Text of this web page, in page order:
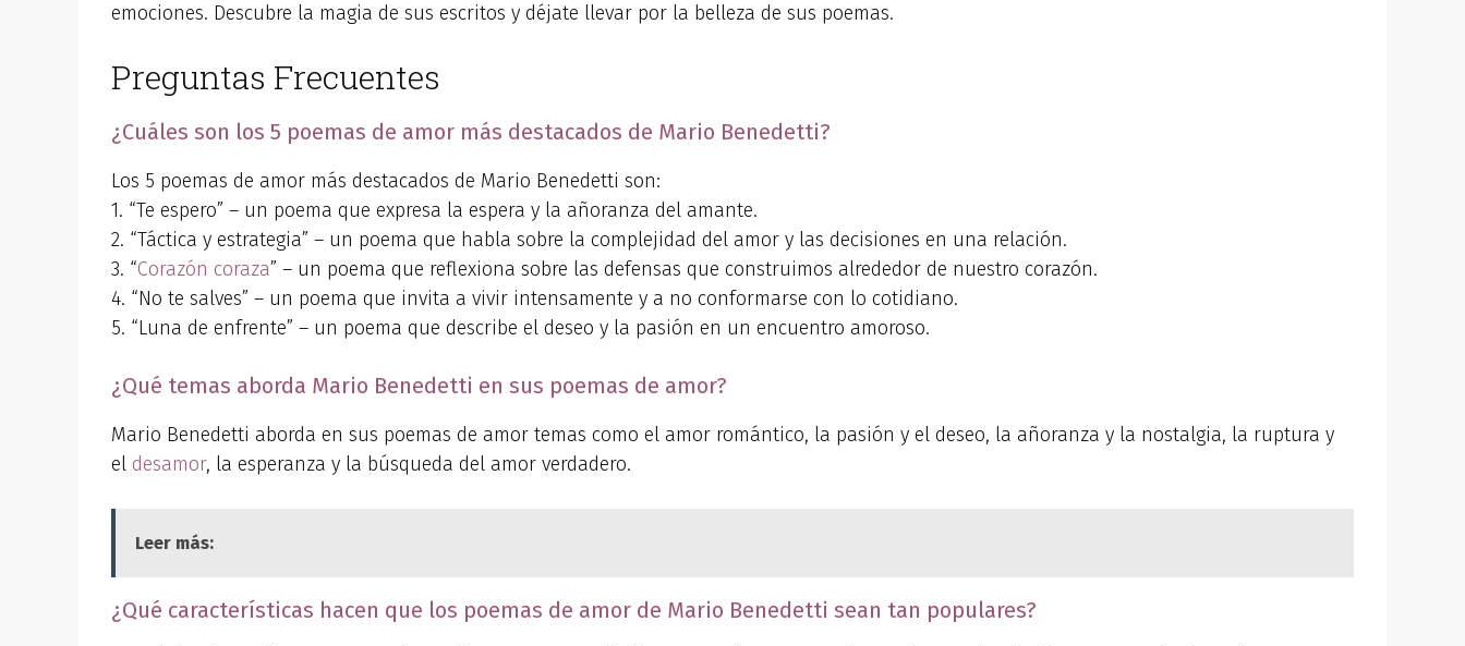
emociones. Descubre la magia de sus escritos y déjate llevar por la belleza de sus poemas.
Preguntas Frecuentes
¿Cuáles son los 5 poemas de amor más destacados de Mario Benedetti?
Los 5 poemas de amor más destacados de Mario Benedetti son:
1. “Te espero” – un poema que expresa la espera y la añoranza del amante.
2. “Táctica y estrategia” – un poema que habla sobre la complejidad del amor y las decisiones en una relación.
3. “Corazón coraza” – un poema que reflexiona sobre las defensas que construimos alrededor de nuestro corazón.
4. “No te salves” – un poema que invita a vivir intensamente y a no conformarse con lo cotidiano.
5. “Luna de enfrente” – un poema que describe el deseo y la pasión en un encuentro amoroso.
¿Qué temas aborda Mario Benedetti en sus poemas de amor?
Mario Benedetti aborda en sus poemas de amor temas como el amor romántico, la pasión y el deseo, la añoranza y la nostalgia, la ruptura y
el desamor, la esperanza y la búsqueda del amor verdadero.
Leer más:
¿Qué características hacen que los poemas de amor de Mario Benedetti sean tan populares?